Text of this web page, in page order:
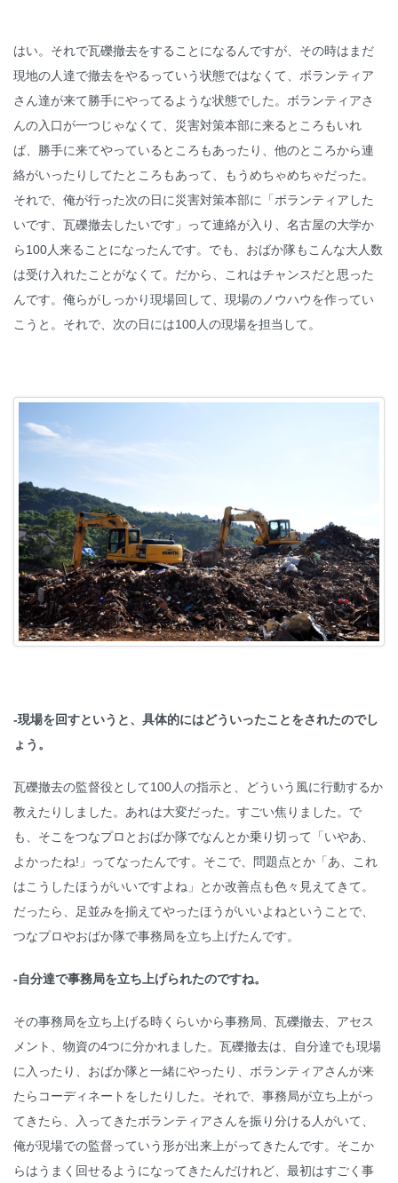
はい。それで瓦礫撤去をすることになるんですが、その時はまだ
現地の人達で撤去をやるっていう状態ではなくて、ボランティア
さん達が来て勝手にやってるような状態でした。ボランティアさ
んの入口が一つじゃなくて、災害対策本部に来るところもいれ
ば、勝手に来てやっているところもあったり、他のところから連
絡がいったりしてたところもあって、もうめちゃめちゃだった。
それで、俺が行った次の日に災害対策本部に「ボランティアした
いです、瓦礫撤去したいです」って連絡が入り、名古屋の大学か
ら100人来ることになったんです。でも、おばか隊もこんな大人数
は受け入れたことがなくて。だから、これはチャンスだと思った
んです。俺らがしっかり現場回して、現場のノウハウを作ってい
こうと。それで、次の日には100人の現場を担当して。
-現場を回すというと、具体的にはどういったことをされたのでし
ょう。
瓦礫撤去の監督役として100人の指示と、どういう風に行動するか
教えたりしました。あれは大変だった。すごい焦りました。で
も、そこをつなプロとおばか隊でなんとか乗り切って「いやあ、
よかったね!」ってなったんです。そこで、問題点とか「あ、これ
はこうしたほうがいいですよね」とか改善点も色々見えてきて。
だったら、足並みを揃えてやったほうがいいよねということで、
つなプロやおばか隊で事務局を立ち上げたんです。
-自分達で事務局を立ち上げられたのですね。
その事務局を立ち上げる時くらいから事務局、瓦礫撤去、アセス
メント、物資の4つに分かれました。瓦礫撤去は、自分達でも現場
に入ったり、おばか隊と一緒にやったり、ボランティアさんが来
たらコーディネートをしたりした。それで、事務局が立ち上がっ
てきたら、入ってきたボランティアさんを振り分ける人がいて、
俺が現場での監督っていう形が出来上がってきたんです。そこか
らはうまく回せるようになってきたんだけれど、最初はすごく事